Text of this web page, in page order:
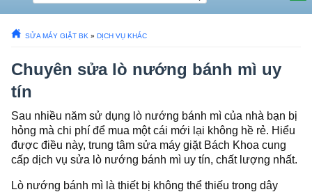
SỬA MÁY GIẶT BK » DỊCH VỤ KHÁC
Chuyên sửa lò nướng bánh mì uy
tín
Sau nhiều năm sử dụng lò nướng bánh mì của nhà bạn bị
hỏng mà chi phí để mua một cái mới lại không hề rẻ. Hiểu
được điều này, trung tâm sửa máy giặt Bách Khoa cung
cấp dịch vụ sửa lò nướng bánh mì uy tín, chất lượng nhất.
Lò nướng bánh mì là thiết bị không thể thiếu trong dây